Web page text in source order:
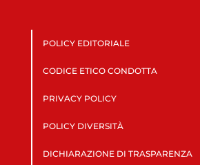
POLICY EDITORIALE
CODICE ETICO CONDOTTA
PRIVACY POLICY
POLICY DIVERSITÀ
DICHIARAZIONE DI TRASPARENZA